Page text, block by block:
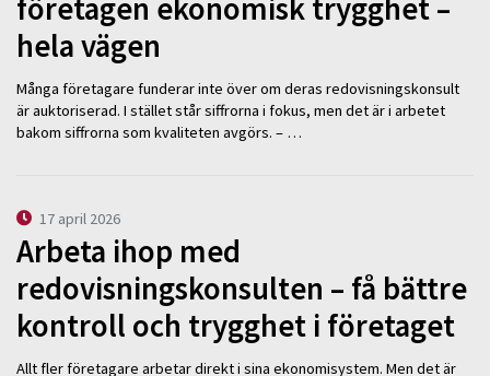
företagen ekonomisk trygghet –
hela vägen
Många företagare funderar inte över om deras redovisningskonsult
är auktoriserad. I stället står siffrorna i fokus, men det är i arbetet
bakom siffrorna som kvaliteten avgörs. – …
17 april 2026
Arbeta ihop med
redovisningskonsulten – få bättre
kontroll och trygghet i företaget
Allt fler företagare arbetar direkt i sina ekonomisystem. Men det är